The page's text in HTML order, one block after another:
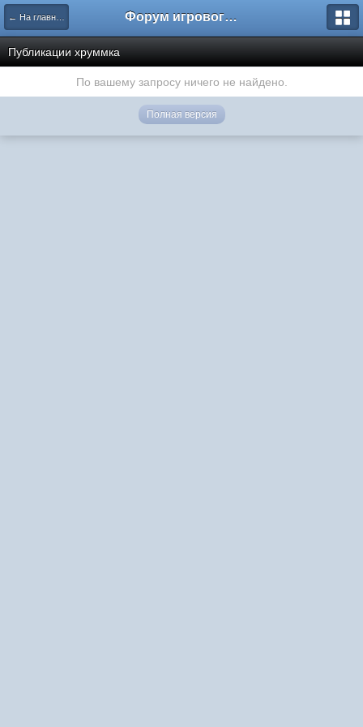
← На главную Форум игрового проекта Riverrise
Публикации хруммка
По вашему запросу ничего не найдено.
Полная версия